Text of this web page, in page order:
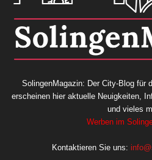
SolingenMagazin: Der City-Blog für
erscheinen hier aktuelle Neuigkeiten,
und vieles
Werben im
Kontaktieren Sie uns: